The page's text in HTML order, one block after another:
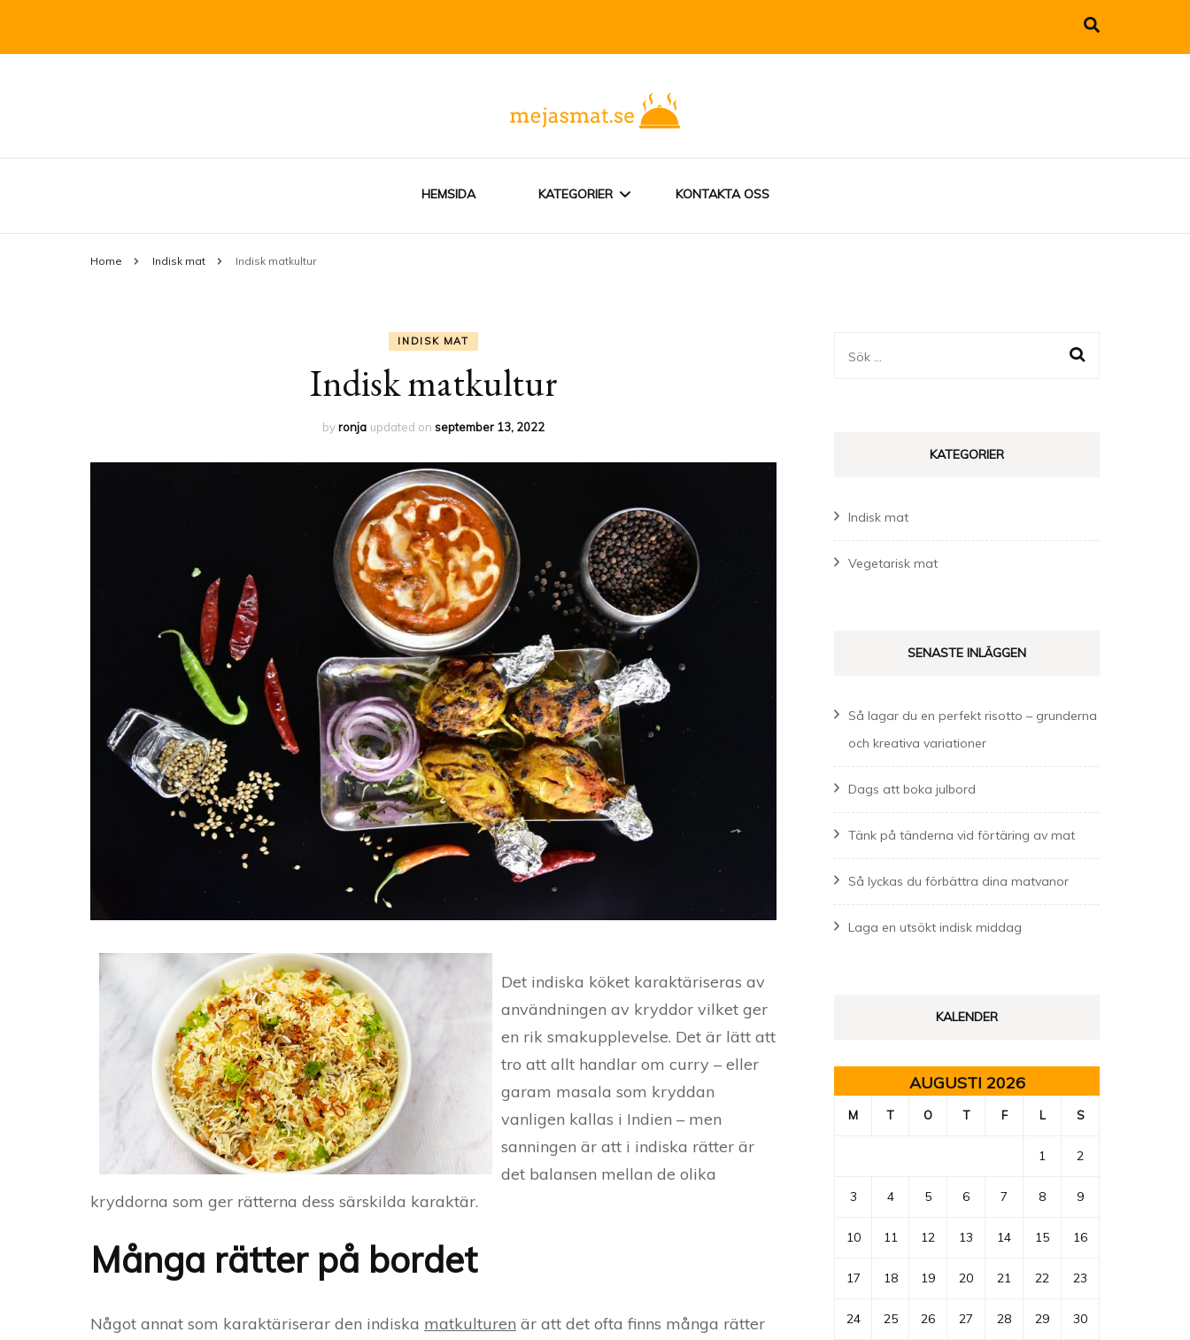
mejasmat.se
Vegetariskt till vardags med influenser från hela världen
HEMSIDA KATEGORIER KONTAKTA OSS
Home Indisk mat Indisk matkultur
INDISK MAT
Indisk matkultur
byronja updated on september 13, 2022
Det indiska köket karaktäriseras av
användningen av kryddor vilket ger
en rik smakupplevelse. Det är lätt att
tro att allt handlar om curry – eller
garam masala som kryddan
vanligen kallas i Indien – men
sanningen är att i indiska rätter är
det balansen mellan de olika
kryddorna som ger rätterna dess särskilda karaktär.
Många rätter på bordet
Något annat som karaktäriserar den indiska matkulturen är att det ofta finns många rätter
Sök
KATEGORIER
Indisk mat
Vegetarisk mat
SENASTE INLÄGGEN
Så lagar du en perfekt risotto – grunderna
och kreativa variationer
Dags att boka julbord
Tänk på tänderna vid förtäring av mat
Så lyckas du förbättra dina matvanor
Laga en utsökt indisk middag
KALENDER
AUGUSTI 2026
M T O T F L S
1 2
3 4 5 6 7 8 9
10 11 12 13 14 15 16
17 18 19 20 21 22 23
24 25 26 27 28 29 30